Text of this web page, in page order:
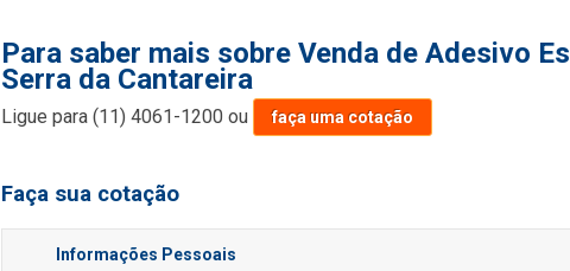
Para saber mais sobre Venda de Adesivo
Serra da Cantareira
Ligue para(11) 4061-1200 ou faça uma cotação
Faça sua cotação
Informações Pessoais